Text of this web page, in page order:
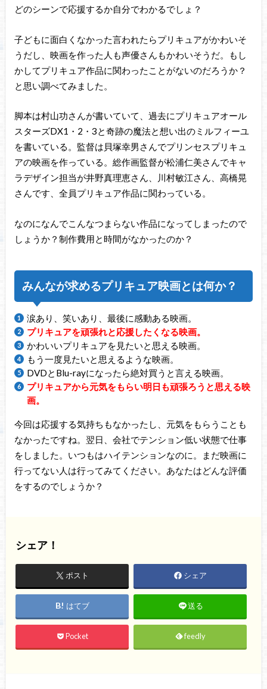
どのシーンで応援するか自分でわかるでしょ？
子どもに面白くなかった言われたらプリキュアがかわいそ
うだし、映画を作った人も声優さんもかわいそうだ。もし
かしてプリキュア作品に関わったことがないのだろうか？
と思い調べてみました。
脚本は村山功さんが書いていて、過去にプリキュアオール
スターズDX1・2・3と奇跡の魔法と想い出のミルフィーユ
を書いている。監督は貝塚幸男さんでプリンセスプリキュ
アの映画を作っている。総作画監督が松浦仁美さんでキャ
ラデザイン担当が井野真理恵さん、川村敏江さん、高橋晃
さんです、全員プリキュア作品に関わっている。
なのになんでこんなつまらない作品になってしまったので
しょうか？制作費用と時間がなかったのか？
みんなが求めるプリキュア映画とは何か？
涙あり、笑いあり、最後に感動ある映画。
プリキュアを頑張れと応援したくなる映画。
かわいいプリキュアを見たいと思える映画。
もう一度見たいと思えるような映画。
DVDとBlu-rayになったら絶対買うと言える映画。
プリキュアから元気をもらい明日も頑張ろうと思える映
画。
今回は応援する気持ちもなかったし、元気をもらうことも
なかったですね。翌日、会社でテンション低い状態で仕事
をしました。いつもはハイテンションなのに。まだ映画に
行ってない人は行ってみてください。あなたはどんな評価
をするのでしょうか？
シェア！
ポスト シェア
はてブ 送る
Pocket feedly